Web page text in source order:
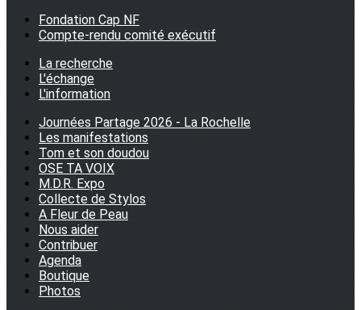
Fondation Cap NF
Compte-rendu comité exécutif
La recherche
L'échange
L'information
Journées Partage 2026 - La Rochelle
Les manifestations
Tom et son doudou
OSE TA VOIX
M.D.R. Expo
Collecte de Stylos
A Fleur de Peau
Nous aider
Contribuer
Agenda
Boutique
Photos